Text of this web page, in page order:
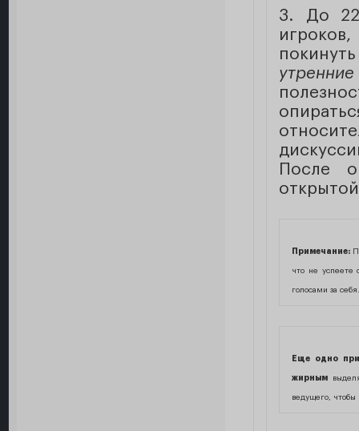
3. До
После
Примечание:
что не успеете
голосами за себя.
Еще одно
жирным
ведущего, чтобы